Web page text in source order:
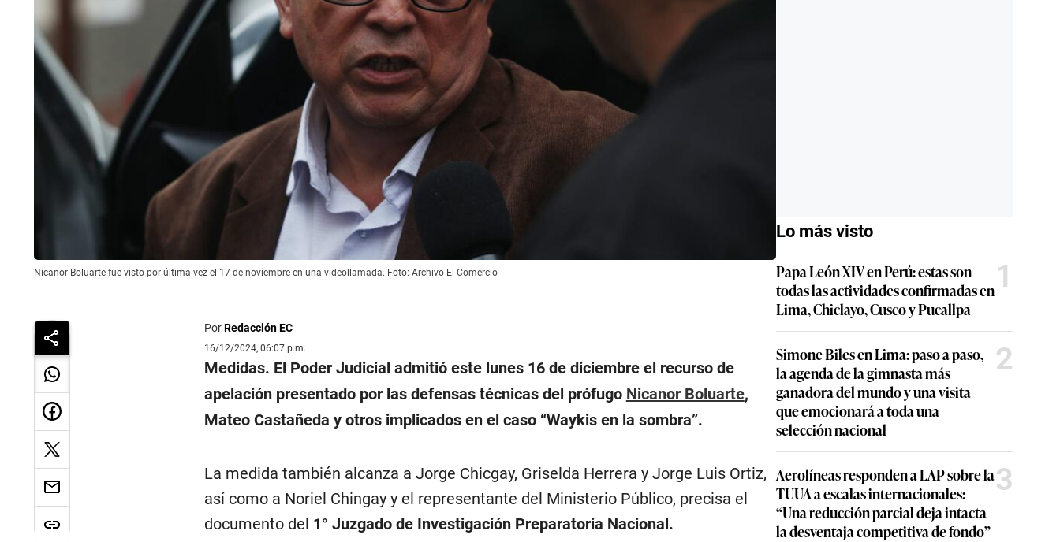
Nicanor Boluarte fue visto por última vez el 17 de noviembre en una videollamada. Foto: Archivo El Comercio
PorRedacción EC
16/12/2024, 06:07 p.m.
Medidas. El Poder Judicial admitió este lunes 16 de diciembre el recurso de
apelación presentado por las defensas técnicas del prófugo Nicanor Boluarte,
Mateo Castañeda y otros implicados en el caso “Waykis en la sombra”.
La medida también alcanza a Jorge Chicgay, Griselda Herrera y Jorge Luis Ortiz,
así como a Noriel Chingay y el representante del Ministerio Público, precisa el
documento del 1° Juzgado de Investigación Preparatoria Nacional.
Lo más visto
Papa León XIV en Perú: estas son
todas las actividades confirmadas en
Lima, Chiclayo, Cusco y Pucallpa
1
Simone Biles en Lima: paso a paso,
la agenda de la gimnasta más
ganadora del mundo y una visita
que emocionará a toda una
selección nacional
2
Aerolíneas responden a LAP sobre la
TUUA a escalas internacionales:
“Una reducción parcial deja intacta
la desventaja competitiva de fondo”
3